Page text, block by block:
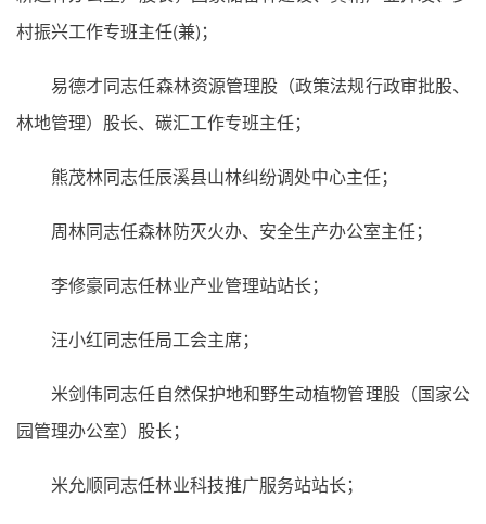
村振兴工作专班主任(兼)；
易德才同志任森林资源管理股（政策法规行政审批股、
林地管理）股长、碳汇工作专班主任；
熊茂林同志任辰溪县山林纠纷调处中心主任；
周林同志任森林防灭火办、安全生产办公室主任；
李修豪同志任林业产业管理站站长；
汪小红同志任局工会主席；
米剑伟同志任自然保护地和野生动植物管理股（国家公
园管理办公室）股长；
米允顺同志任林业科技推广服务站站长；